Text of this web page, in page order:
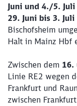
Juni und 4./5.
29. Juni bis 3.
Bischofsheim
Halt in Mainz Hbf
Zwischen dem 16.
Linie RE2 wegen
Frankfurt und
zwischen